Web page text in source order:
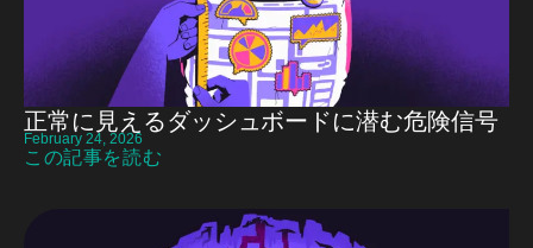
正常に見えるダッシュボードに潜む危険信号
February 24, 2026
この記事を読む